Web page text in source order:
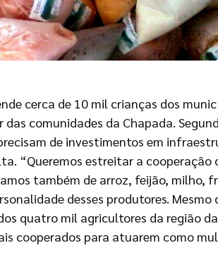
cerca de 10 mil crianças dos
comunidades da Chapada.
de investimentos em
“Queremos estreitar a
também de arroz, feijão,
desses produtores.
quatro mil agricultores da região
cooperados para atuarem como